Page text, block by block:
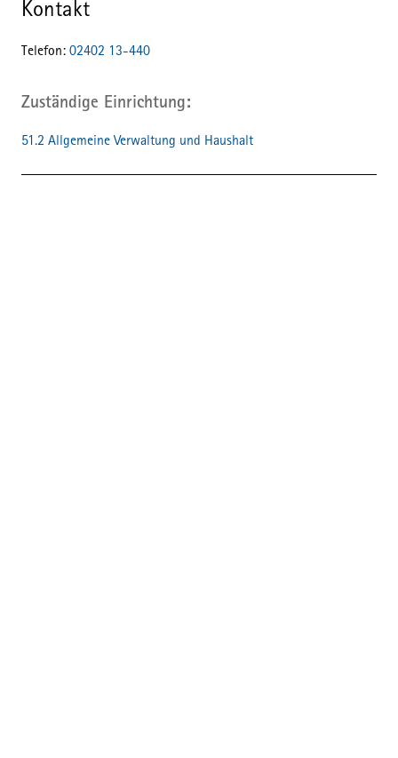
Kontakt
Telefon: 02402 13-440
Zuständige Einrichtung
51.2 Allgemeine Verwaltung und Haushalt